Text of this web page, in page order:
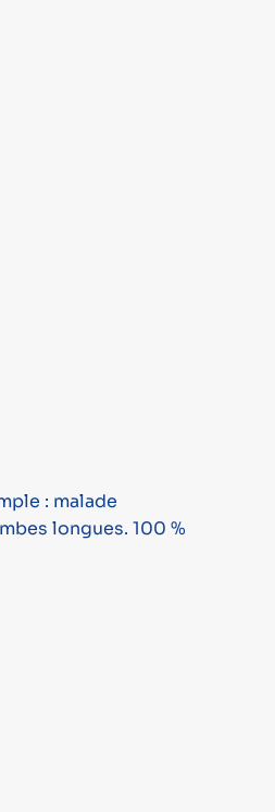
: malade
longues. 100 %